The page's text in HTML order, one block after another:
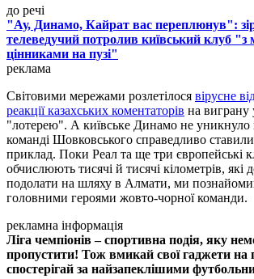
до речі
"Ау, Динамо, Кайрат вас переплюнув":
телеведучий потролив київський клуб "з
цінниками на пузі"
реклама
Світовими мережами розлетілося вірусне
реакції казахських коментаторів на виграну
"лотерею". А київське Динамо не уникнуло
команді Шовковського справедливо
приклад. Поки Реал та ще три європейські
обчислюють тисячі й тисячі кілометрів, які
подолати на шляху в Алмати, ми
головними героями жовто-чорної команди.
рекламна інформація
Ліга чемпіонів – спортивна подія, яку
пропустити! Тож вмикай свої гаджети на
спостерігай за найзапеклішими